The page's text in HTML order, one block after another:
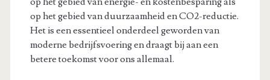
op het gebied van duurzaamheid en CO2-reductie.
Het is een essentieel onderdeel geworden van
moderne bedrijfsvoering en draagt bij aan een
betere toekomst voor ons allemaal.